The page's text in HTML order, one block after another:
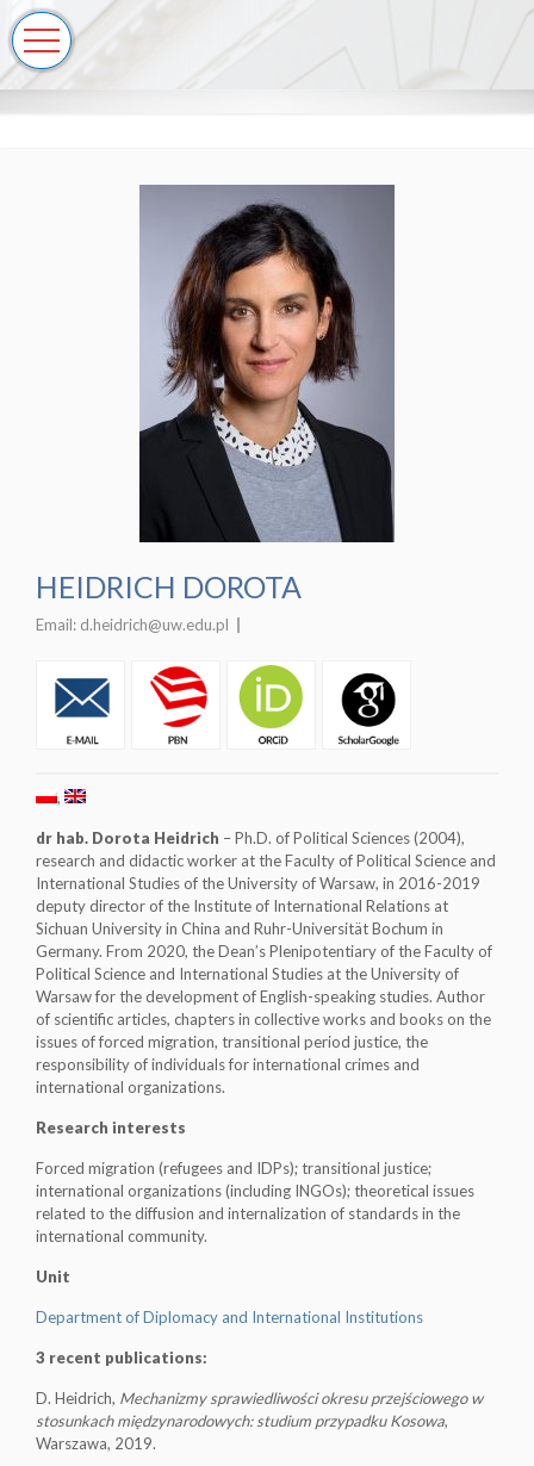
HEIDRICH DOROTA
Email: d.heidrich@uw.edu.pl
dr hab. Dorota Heidrich –Ph.D. of Political Sciences (2004),
research and didactic worker at the Faculty of Political Science and
International Studies of the University of Warsaw, in 2016-2019
deputy director of the Institute of International Relations at
Sichuan University in China and Ruhr-Universität Bochum in
Germany. From 2020, the Dean’s Plenipotentiary of the Faculty of
Political Science and International Studies at the University of
Warsaw for the development of English-speaking studies. Author
of scientific articles, chapters in collective works and books on the
issues of forced migration, transitional period justice, the
responsibility of individuals for international crimes and
international organizations.
Research interests
Forced migration (refugees and IDPs); transitional justice;
international organizations (including INGOs); theoretical issues
related to the diffusion and internalization of standards in the
international community.
Unit
Department of Diplomacy and International Institutions
3 recent publications:
D. Heidrich, Mechanizmy sprawiedliwości okresu przejściowego w
stosunkach międzynarodowych: studium przypadku Kosowa,
Warszawa, 2019.